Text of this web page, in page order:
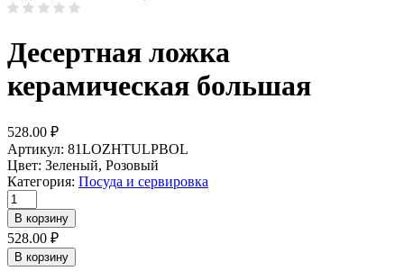
Десертная ложка
керамическая большая
528.00 ₽
Артикул: 81LOZHTULPBOL
Цвет: Зеленый, Розовый
Категория: Посуда и сервировка
Количество
товара
Десертная
ложка
керамическая
В корзину
528.00 ₽
В корзину